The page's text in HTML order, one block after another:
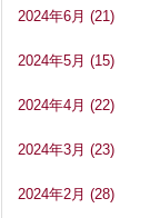
2024年6月 (21)
2024年5月 (15)
2024年4月 (22)
2024年3月 (23)
2024年2月 (28)